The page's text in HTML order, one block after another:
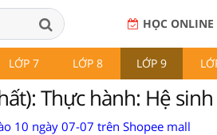
HỌC ONLINE
LỚP 7 LỚP 8 LỚP 9
Thực hành: Hệ
10 ngày 07-07 trên Shopee mall